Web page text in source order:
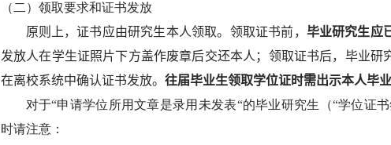
（二）领取要求和证书发放
原则上，证书应由研究生本人领取。领取证书前， 毕业研究生应
发放人在学生证照片下方盖作废章后交还本人；领取证书后，毕业
在离校系统中确认证书发放。 往届毕业生领取学位证时需出示本人毕业
对于“申请学位所用文章是录用未发表“的毕业研究生（“学位证
时请注意：